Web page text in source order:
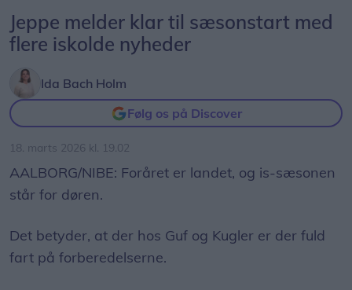
Jeppe melder klar til sæsonstart med
flere iskolde nyheder
Ida Bach Holm
Følg os på Discover
18. marts 2026 kl. 19.02
AALBORG/NIBE: Foråret er landet, og is-sæsonen
står for døren.
Det betyder, at der hos Guf og Kugler er der fuld
fart på forberedelserne.